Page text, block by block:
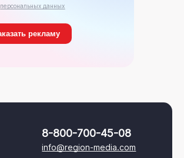
персональных данных
8-800-700-45-08
info@region-media.com